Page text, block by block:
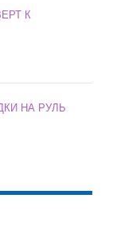
К
НА РУЛЬ